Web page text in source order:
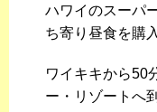
ハワイのスーパ
ち寄り昼食を購
ワイキキから50
ー・リゾートへ